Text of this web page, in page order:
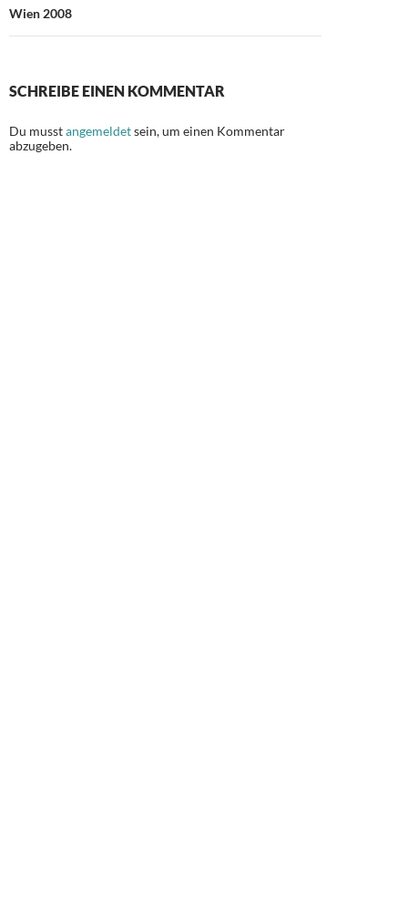
Wien 2008
SCHREIBE EINEN KOMMENTAR
Du musstangemeldetsein, um einen Kommentar
abzugeben.